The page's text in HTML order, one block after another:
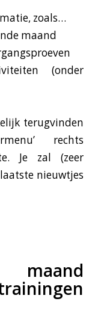
zoals…
maand
(onder
terugvinden
rechts
Je zal (zeer
nieuwtjes
maand